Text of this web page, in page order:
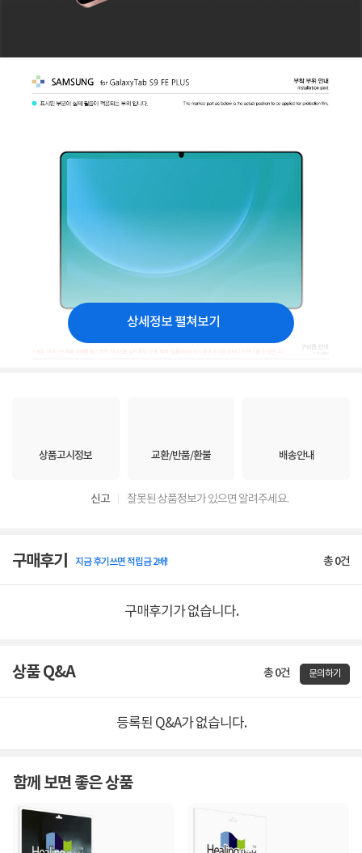
상세정보 펼쳐보기
상품고시정보 교환/반품/환불 배송안내
신고 잘못된 상품정보가 있으면 알려주세요.
구매후기 지금 후기쓰면 적립금 2배! 총0건
구매후기가 없습니다.
상품 Q&A 총 0건 문의하기
등록된 Q&A가 없습니다.
함께 보면 좋은 상품